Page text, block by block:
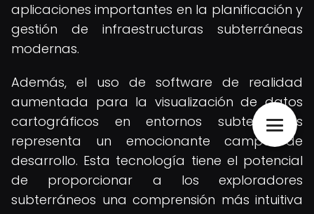
aplicaciones importantes en la planificación y
gestión de infraestructuras subterráneas
modernas.
Además, el uso de software de realidad
aumentada para la visualización de datos
cartográficos en entornos subterráneos
representa un emocionante campo de
desarrollo. Esta tecnología tiene el potencial
de proporcionar a los exploradores
subterráneos una comprensión más intuitiva